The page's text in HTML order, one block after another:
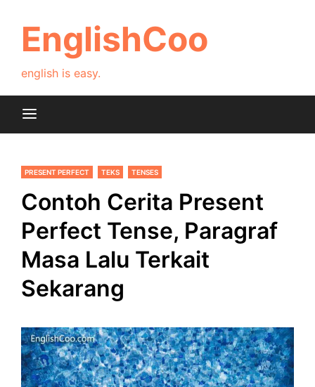
contentEnglishCoo
english is easy.
PRESENT PERFECT TEKS TENSES
Contoh Cerita Present
Perfect Tense, Paragraf
Masa Lalu Terkait
Sekarang